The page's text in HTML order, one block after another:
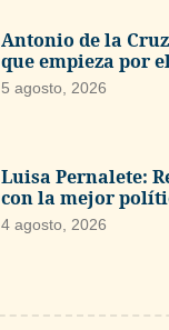
Antonio de la
que empieza por
5 agosto, 2026
Luisa Pernalete:
con la mejor
4 agosto, 2026